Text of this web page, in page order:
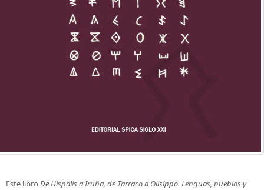
Este libro De Hispalis a Iruña, de Tarraco a Olisippo. Lenguas, pueblos y